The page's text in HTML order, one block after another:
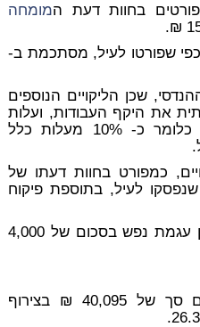
מומחה
כפי שפורטו לעיל, מסתכמת ב-
שכן הליקויים הנוספים
את היקף העבודות, ועלות
הפיקוח בסכום של 2,500 ₪ כלומר כ- 10% מעלות כלל
כמפורט בחוות דעתו של
לעיל, בתוספת פיקוח
לסכום זה יש להוסיף פיצוי בגין עגמת נפש בסכום של 4,000
ים סך של 40,095 ₪ בצירוף